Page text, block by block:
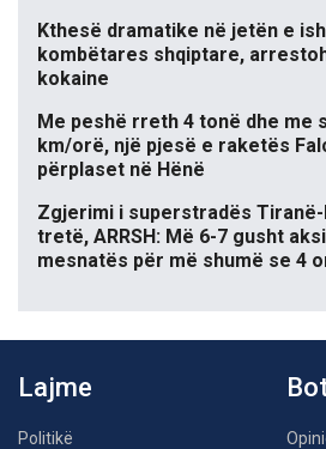
Kthesë dramatike në jetën e
kombëtares shqiptare,
kokaine
Me peshë rreth 4 tonë dhe me
km/orë, një pjesë e raketës
përplaset në Hënë
Zgjerimi i superstradës
tretë, ARRSH: Më 6-7 gusht
mesnatës për më shumë se 4
Lajme
Politikë